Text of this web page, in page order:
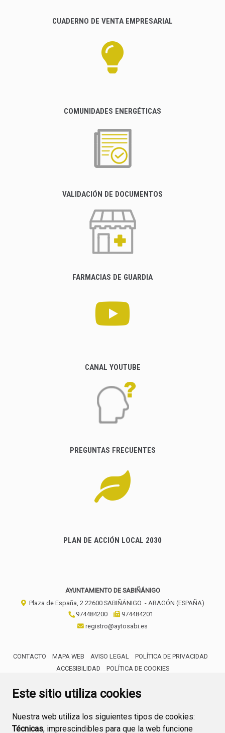
Este sitio utiliza cookies
Nuestra web utiliza los siguientes tipos de cookies:
Técnicas, imprescindibles para que la web funcione
CUADERNO DE VENTA EMPRESARIAL
COMUNIDADES ENERGÉTICAS
VALIDACIÓN DE DOCUMENTOS
FARMACIAS DE GUARDIA
CANAL YOUTUBE
PREGUNTAS FRECUENTES
PLAN DE ACCIÓN LOCAL 2030
AYUNTAMIENTO DE SABIÑÁNIGO
Plaza de España, 2 22600 SABIÑÁNIGO - ARAGÓN (ESPAÑA)
974484200
974484201
registro@aytosabi.es
CONTACTO MAPA WEB AVISO LEGAL
POLÍTICA DE PRIVACIDAD
ACCESIBILIDAD
POLÍTICA DE COOKIES